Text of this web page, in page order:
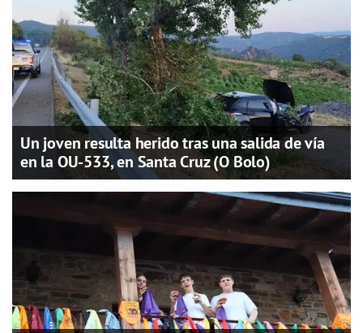
Un joven resulta herido tras una salida de vía
en la OU-533, en Santa Cruz (O Bolo)